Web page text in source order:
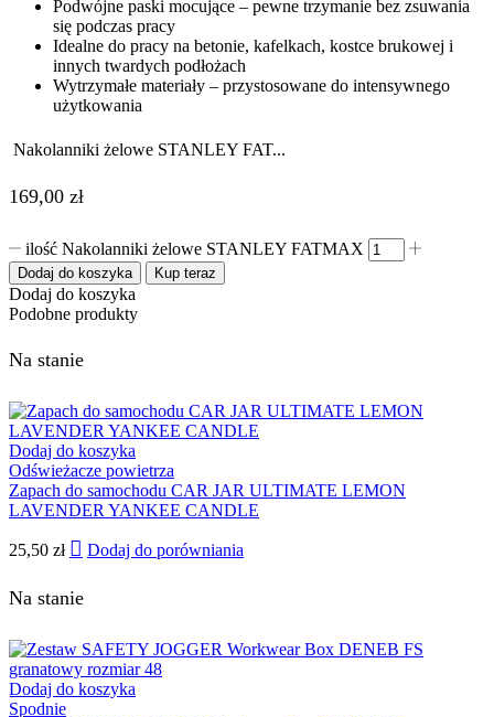
Podwójne paski mocujące – pewne trzymanie bez zsuwania
się podczas pracy
Idealne do pracy na betonie, kafelkach, kostce brukowej i
innych twardych podłożach
Wytrzymałe materiały – przystosowane do intensywnego
użytkowania
Nakolanniki żelowe STANLEY FAT...
169,00 zł
ilość Nakolanniki żelowe STANLEY FATMAX
Dodaj do koszyka Kup teraz
Dodaj do koszyka
Podobne produkty
Na stanie
Dodaj do koszyka
Odświeżacze powietrza
Zapach do samochodu CAR JAR ULTIMATE LEMON
LAVENDER YANKEE CANDLE
25,50 zł Dodaj do porówniania
Na stanie
Dodaj do koszyka
Spodnie